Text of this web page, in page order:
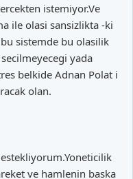
istemiyor.Ve
ile olasi sansizlikta -ki
sistemde bu olasilik
yada
belkide Adnan Polat i
olan.
ve hamlenin baska